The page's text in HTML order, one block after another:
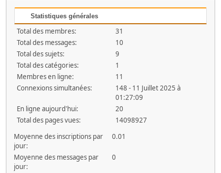
Statistiques générales
Total des membres:
31
Total des messages:
10
Total des sujets:
9
Total des catégories:
1
Membres en ligne:
11
Connexions simultanées:
148 - 11 Juillet 2025 à
01:27:09
En ligne aujourd'hui:
20
Total des pages vues:
14098927
Moyenne des inscriptions par
jour:
0.01
Moyenne des messages par
jour:
0